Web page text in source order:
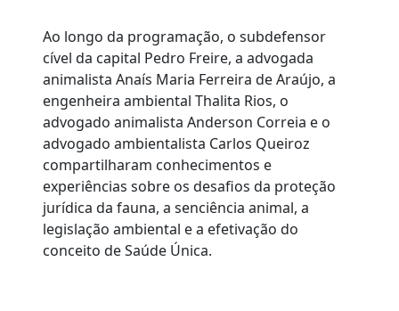
Ao longo da programação, o subdefensor
cível da capital Pedro Freire, a advogada
animalista Anaís Maria Ferreira de Araújo, a
engenheira ambiental Thalita Rios, o
advogado animalista Anderson Correia e o
advogado ambientalista Carlos Queiroz
compartilharam conhecimentos e
experiências sobre os desafios da proteção
jurídica da fauna, a senciência animal, a
legislação ambiental e a efetivação do
conceito de Saúde Única.